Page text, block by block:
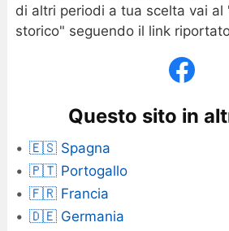
di altri periodi a tua scelta vai al
storico" seguendo il link
Questo sito in
🇪🇸 Spagna
🇵🇹 Portogallo
🇫🇷 Francia
🇩🇪 Germania